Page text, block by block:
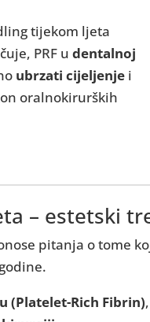
tijekom ljeta
PRF udentalnoj
ubrzati cijeljenje i
oralnokirurških
– estetski
pitanja o tome
u (Platelet-Rich Fibrin)